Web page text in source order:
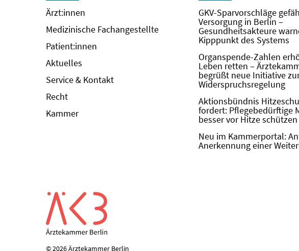
Ärzt:innen
Medizinische Fachangestellte
Patient:innen
Aktuelles
Service & Kontakt
Recht
Kammer
GKV-Sparvorschläge
Versorgung in Berlin –
Gesundheitsakteure
Kipppunkt des Systems
Organspende-Zahlen
Leben retten –
begrüßt neue Initiative
Widerspruchsregelung
Aktionsbündnis
fordert: Pflegebedürftige
besser vor Hitze schützen
Neu im Kammerportal:
Anerkennung einer
© 2026 Ärztekammer Berlin